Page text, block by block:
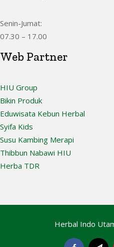
Senin-Jumat:
07.30 – 17.00
Web Partner
HIU Group
Bikin Produk
Eduwisata Kebun Herbal
Syifa Kids
Susu Kambing Merapi
Thibbun Nabawi HIU
Herba TDR
Herbal Indo